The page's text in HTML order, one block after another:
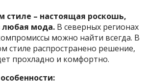
стиле – настоящая роскошь,
любая мода. В северных регионах
можно найти всегда. В
стиле распространено решение,
прохладно и комфортно.